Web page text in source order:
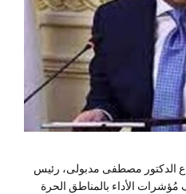
الدكتور مصطفى مدبولى، رئيس
الأداء بالمناطق الحرة